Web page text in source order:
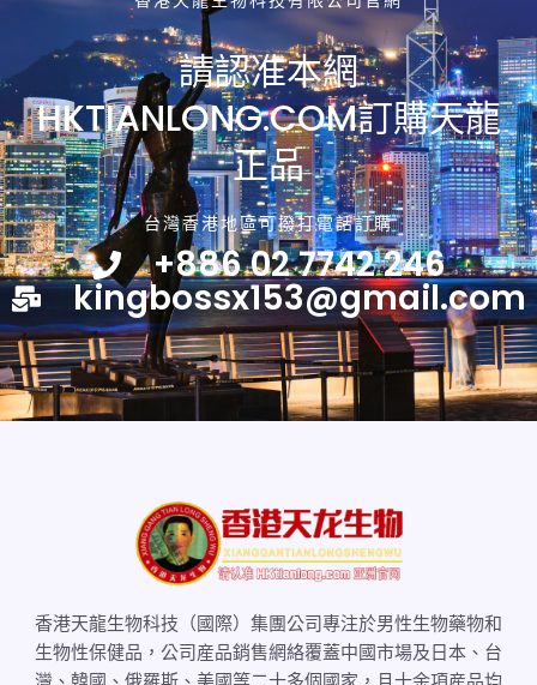
請認准本網
HKTIANLONG.COM訂購天龍
正品
台灣香港地區可撥打電話訂購
+886 02 7742 246
kingbossx153@gmail.com
香港天龍生物科技（國際）集團公司專注於男性生物藥物和
生物性保健品，公司産品銷售網絡覆蓋中國市場及日本、台